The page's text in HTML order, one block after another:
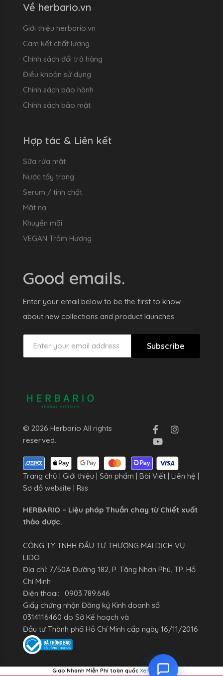
Giao Nhanh Miễn Phí toàn quốc Xem chi tiết
Về herbario.vn
Giới thiệu herbario.vn
Cam kết chất lượng
Chính sách đổi trả hàng
Điều khoản sử dụng
Chính sách bảo hành
Chính sách bảo mật
Hợp tác & Liên kết
Sữa rửa mặt
Nước tẩy trang
Serum / tinh chất
Mặt nạ
Khuyến mãi
VEGAN Trầm Hương
Good emails.
Enter your email below to be the first to know
about new collections and product launches.
Subscribe
© 2026 Herbario All rights
reserved.
Trang chủ Giới thiệu Sản phẩm Bài Viết Liên hệ
Sơ đồ website
Rss
HERBARIO – Liệu pháp Thuần chay từ Chiết xuất
thảo dược.
CÔNG TY TNHH ĐẦU TƯ THƯƠNG MẠI DỊCH VỤ
LIDO
Địa chỉ: 7/50A Đường 182, P. Tăng Nhơn Phú, TP. Hồ
Chí Minh
Điện thoại: : 0903.789.646
Giấy chứng nhận Đăng ký Kinh doanh số
0314116460 do Sở Kế hoạch và
Đầu tư Thành phố Hồ Chí Minh cấp ngày 16/11/2016